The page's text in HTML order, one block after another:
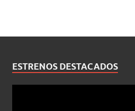
ESTRENOS DESTACADOS